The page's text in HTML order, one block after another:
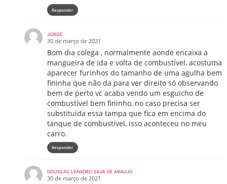
Responder
JORGE
30 de março de 2021
Bom dia colega , normalmente aonde encaixa a
mangueira de ida e volta de combustível, acostuma
aparecer furinhos do tamanho de uma agulha bem
fininha que não da para ver direito só observando
bem de perto vc acaba vendo um esguicho de
combustível bem fininho, no caso precisa ser
substituída essa tampa que fica em encima do
tanque de combustível, isso aconteceu no meu
carro.
Responder
DOUGLAS LEANDRO SILVA DE ARAUJO
30 de março de 2021